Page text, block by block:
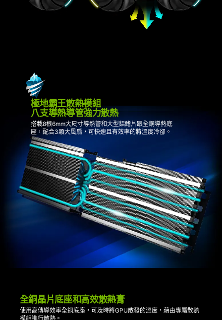
極地霸王散熱模組
八支導熱導管強力散熱
搭載8根6mm大尺寸導熱管和大型鋁鰭片跟全銅導熱底
座，配合3顆大風扇，可快速且有效率的將溫度冷卻。
全銅晶片底座和高效散熱膏
使用高傳導效率全銅底座，可及時將GPU散發的溫度，藉由專屬散熱
模組進行散熱。